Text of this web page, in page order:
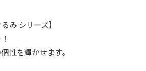
み シリーズ】
性を輝かせます。